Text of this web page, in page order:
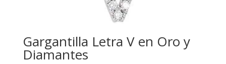
Gargantilla Letra V en Oro y
Diamantes